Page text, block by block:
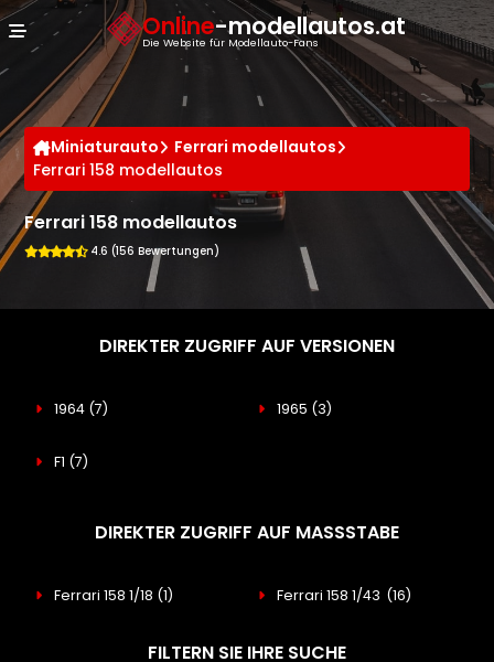
Online-modellautos.at
Die Website für Modellauto-Fans
Miniaturauto
Ferrari modellautos
Ferrari 158 modellautos
Ferrari 158 modellautos
4.6 (156 Bewertungen)
DIREKTER ZUGRIFF AUF VERSIONEN
1964 (7) 1965 (3)
F1 (7)
DIREKTER ZUGRIFF AUF MASSSTABE
Ferrari 158 1/18 (1) Ferrari 158 1/43 (16)
FILTERN SIE IHRE SUCHE
Cookie-Einstellungen